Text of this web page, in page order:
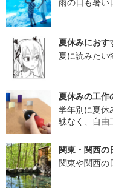
夏休みにおす
夏に読みたい
夏休みの工作
学年別に夏休
駄なく、自由
関東・関西の
関東や関西の